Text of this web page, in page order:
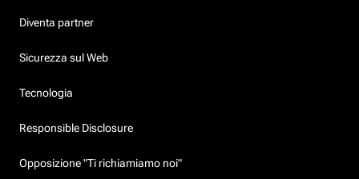
Diventa partner
Sicurezza sul Web
Tecnologia
Responsible Disclosure
Opposizione "Ti richiamiamo noi"